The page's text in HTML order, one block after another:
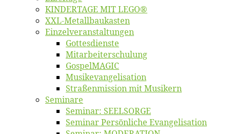
KINDERTAGE MIT LEGO®
XXL-Me­­tal­l­­bau­­kas­­ten
Einzelver­an­stal­tungen
Got­tes­diens­te
Mitarbeiter­schulung
Gos­pel­MA­GIC
Musikevan­ge­li­sa­tion
Straßenmis­sion mit Musikern
Se­mi­na­re
Se­mi­nar: SEELSORGE
Se­mi­nar Per­sön­li­che Evangelisation